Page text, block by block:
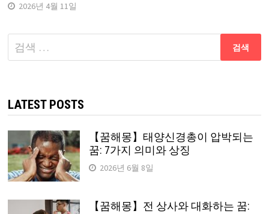
2026년 4월 11일
다
음
LATEST POSTS
【꿈해몽】태양신경총이 압박되는
꿈: 7가지 의미와 상징
2026년 6월 8일
【꿈해몽】전 상사와 대화하는 꿈: